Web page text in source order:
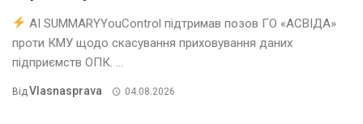
AI SUMMARYYouControl підтримав позов ГО «АСВІДА»
проти КМУ щодо скасування приховування даних
підприємств ОПК. ...
Від Vlasnasprava 04.08.2026